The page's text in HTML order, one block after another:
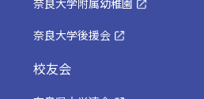
奈良大学附属幼稚園
奈良大学後援会
校友会